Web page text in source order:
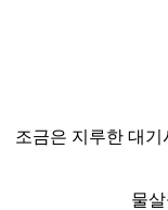
조금은 지루한 대
물